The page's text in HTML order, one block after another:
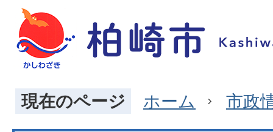
現在のページ ホーム 市政